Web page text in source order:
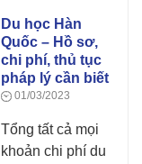
Du học Hàn
Quốc – Hồ sơ,
chi phí, thủ tục
pháp lý cần biết
01/03/2023
Tổng tất cả mọi
khoản chi phí du